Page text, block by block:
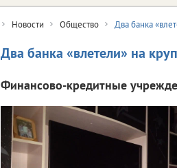
Новости Общество Два банка
Два банка «влетели» на
Финансово-кредитные